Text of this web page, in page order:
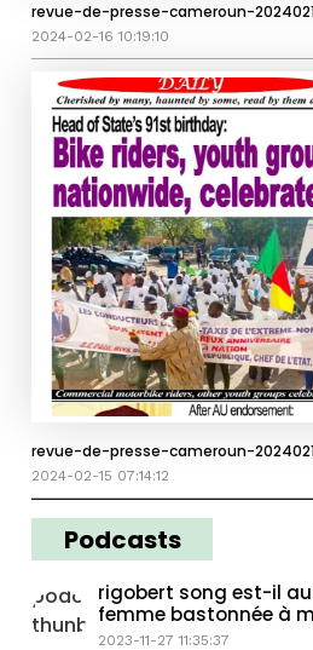
revue-de-presse-cameroun-
2024-02-16 10:19:10
revue-de-presse-cameroun-
2024-02-15 07:14:12
Podcasts
rigobert song est-il au
femme bastonnée à
Weah passe la main...
2023-11-27 11:35:37